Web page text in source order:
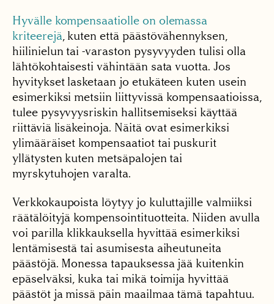
Hyvälle kompensaatiolle on olemassa
kriteerejä, kuten että päästövähennyksen,
hiilinielun tai -varaston pysyvyyden tulisi olla
lähtökohtaisesti vähintään sata vuotta. Jos
hyvitykset lasketaan jo etukäteen kuten usein
esimerkiksi metsiin liittyvissä kompensaatioissa,
tulee pysyvyysriskin hallitsemiseksi käyttää
riittäviä lisäkeinoja. Näitä ovat esimerkiksi
ylimääräiset kompensaatiot tai puskurit
yllätysten kuten metsäpalojen tai
myrskytuhojen varalta.
Verkkokaupoista löytyy jo kuluttajille valmiiksi
räätälöityjä kompensointituotteita. Niiden avulla
voi parilla klikkauksella hyvittää esimerkiksi
lentämisestä tai asumisesta aiheutuneita
päästöjä. Monessa tapauksessa jää kuitenkin
epäselväksi, kuka tai mikä toimija hyvittää
päästöt ja missä päin maailmaa tämä tapahtuu.